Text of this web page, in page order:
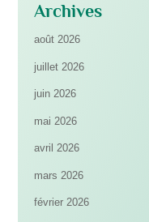
Archives
août 2026
juillet 2026
juin 2026
mai 2026
avril 2026
mars 2026
février 2026